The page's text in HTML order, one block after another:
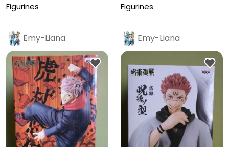
Figurines
Figurines
Emy-Liana Emy-Liana